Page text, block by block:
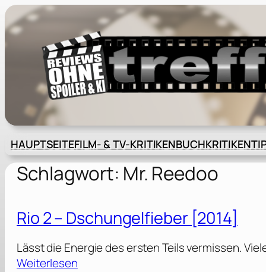
Zum
Inhalt
springen
HAUPTSEITEFILM- & TV-KRITIKENBUCHKRITIKEN
Schlagwort: Mr. Reedoo
Rio 2 – Dschungelfieber [2014]
Lässt die Energie des ersten Teils vermissen.
Weiterlesen: